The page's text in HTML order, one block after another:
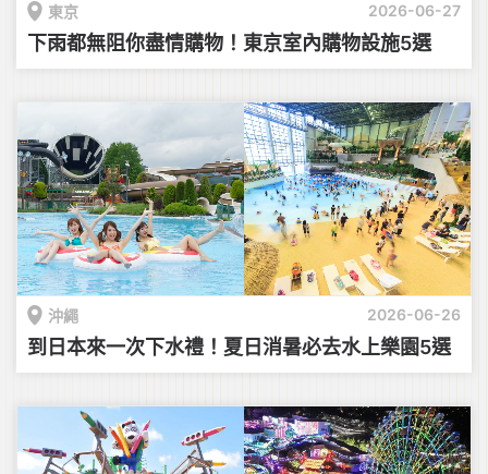
東京 2026-06-27
下雨都無阻你盡情購物！東京室內購物設施5選
沖繩 2026-06-26
到日本來一次下水禮！夏日消暑必去水上樂園5選